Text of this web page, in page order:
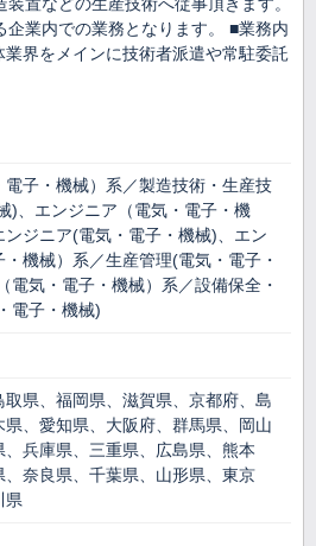
置などの生産技術へ従事頂きます。
企業内での業務となります。 ■業務内
界をメインに技術者派遣や常駐委託
電子・機械）系／製造技術・生産技
)、エンジニア（電気・電子・機
ジニア(電気・電子・機械)、エン
機械）系／生産管理(電気・電子・
電気・電子・機械）系／設備保全・
電子・機械)
県、福岡県、滋賀県、京都府、島
、愛知県、大阪府、群馬県、岡山
兵庫県、三重県、広島県、熊本
、奈良県、千葉県、山形県、東京
県